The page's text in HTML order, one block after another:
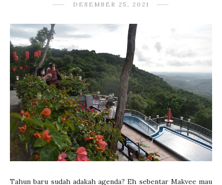
DESEMBER 25, 2021
Tahun baru sudah adakah agenda? Eh sebentar Makvee mau